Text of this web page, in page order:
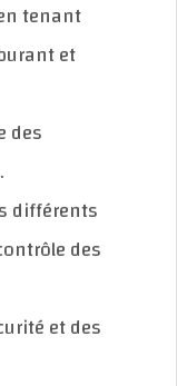
en tenant
et
des
les différents
contrôle des
et des